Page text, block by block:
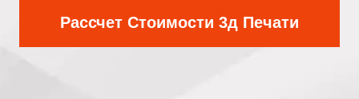
Рассчет Стоимости 3д Печати